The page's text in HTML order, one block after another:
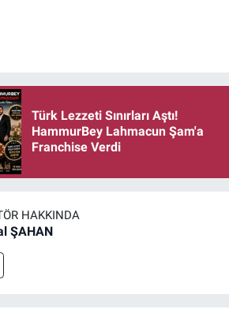
Türk Lezzeti Sınırları Aştı!
HammurBey Lahmacun Şam'a
Franchise Verdi
HAKKINDA
ŞAHAN